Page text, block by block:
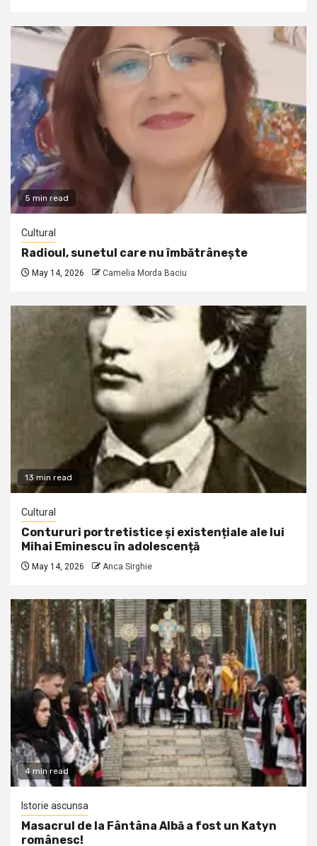
5 min read
Cultural
Radioul, sunetul care nu îmbătrânește
May 14, 2026 Camelia Morda Baciu
13 min read
Cultural
Contururi portretistice și existențiale ale lui
Mihai Eminescu în adolescență
May 14, 2026 Anca Sirghie
4 min read
Istorie ascunsa
Masacrul de la Fântâna Albă a fost un Katyn
românesc!